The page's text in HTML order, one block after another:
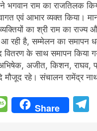
राम का राजतिलक
स्वागत एवं आभार व्यक्त
का श्री राम का
रही है, सम्मेलन का समापन
के साथ समापन किया
अजीत, किशन, राघव,
मौजूद रहे। संचालन रामेंद्र
Message
Share